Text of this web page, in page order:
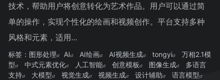
技术，帮助用户将创意转化为艺术作品。用户可以通过简
单的操作，实现个性化的绘画和视频创作。平台支持多种
风格和元素，适用...
标签： 图形处理 AI AI绘画 AI视频生成 tongyi
万相2.1模
型
中式元素优化 人工智能 创意模板 图像生成
多语言
支持
大模型 视觉生成 视频生成 设计辅助
语言模型